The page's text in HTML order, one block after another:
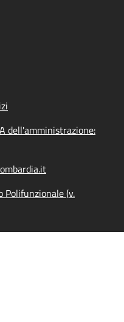
dell'amministrazione:
Polifunzionale (v.